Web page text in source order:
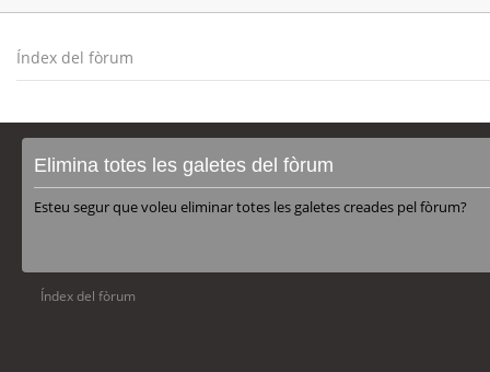
Índex del fòrum
Elimina totes les galetes del fòrum
Esteu segur que voleu eliminar totes les galetes creades pel fòrum?
Índex del fòrum